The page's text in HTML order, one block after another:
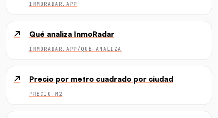
INMORADAR.APP
↗ Qué analiza InmoRadar
INMORADAR.APP/QUE-ANALIZA
↗ Precio por metro cuadrado por ciudad
PRECIO M2